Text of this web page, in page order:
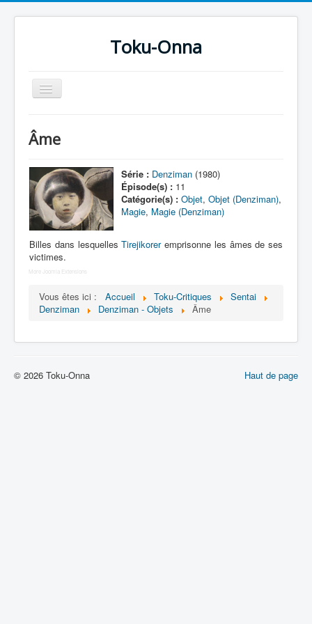
Toku-Onna
Basculer
la
Toku-Actrices
Toku-Critiques
Séries
Films
COSAA
Dessins
Lexique
Denshi sentai Denziman (電子 戦
électronique Denziman
Âme
Série : Denziman (1980)
Épisode(s) : 11
Catégorie(s) : Objet,Objet (Denziman),
Magie, Magie (Denziman)
Billes dans lesquellesTirejikoreremprisonne les âmes de ses
victimes.
More Joomla Extensions
Vous êtes ici : Accueil Toku-Critiques
Sentai
Denziman
Denziman - Objets Âme
Haut de page
© 2026 Toku-Onna